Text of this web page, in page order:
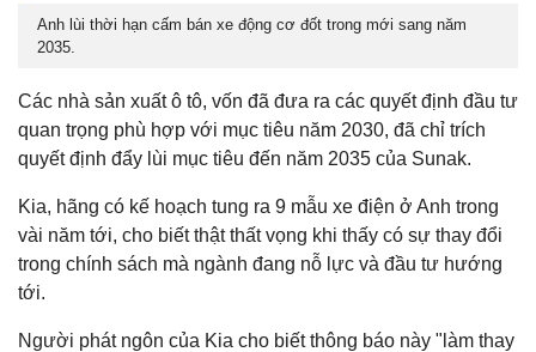
Anh lùi thời hạn cấm bán xe động cơ đốt trong mới sang năm
2035.
Các nhà sản xuất ô tô, vốn đã đưa ra các quyết định đầu tư
quan trọng phù hợp với mục tiêu năm 2030, đã chỉ trích
quyết định đẩy lùi mục tiêu đến năm 2035 của Sunak.
Kia, hãng có kế hoạch tung ra 9 mẫu xe điện ở Anh trong
vài năm tới, cho biết thật thất vọng khi thấy có sự thay đổi
trong chính sách mà ngành đang nỗ lực và đầu tư hướng
tới.
Người phát ngôn của Kia cho biết thông báo này "làm thay